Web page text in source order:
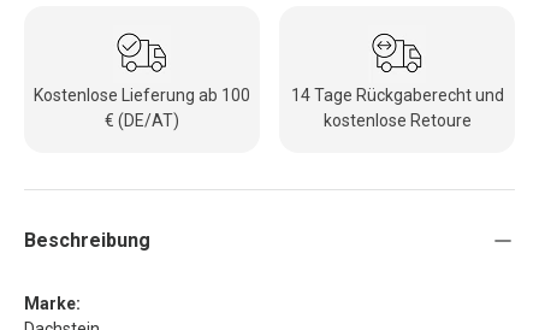
Kostenlose Lieferung ab 100
€ (DE/AT)
14 Tage Rückgaberecht und
kostenlose Retoure
Beschreibung
Marke: